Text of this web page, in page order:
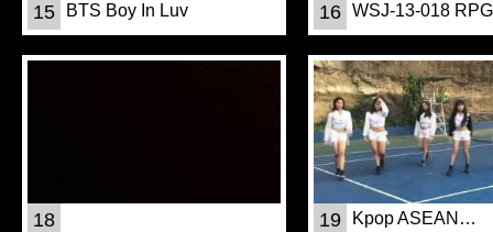
15 BTS Boy In Luv 16 WSJ-13-018
18 19 Kpop ASEAN…